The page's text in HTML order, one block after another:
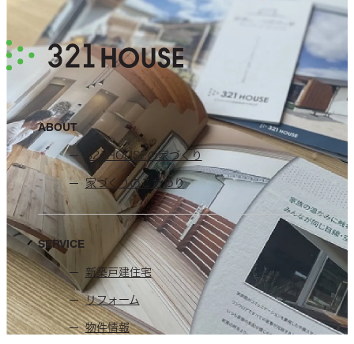
ABOUT
321HOUSEの家づくり
家づくりのこだわり
SERVICE
新築戸建住宅
リフォーム
物件情報